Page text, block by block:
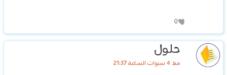
0
حلول
منذ 4 سنوات الساعة 21:37